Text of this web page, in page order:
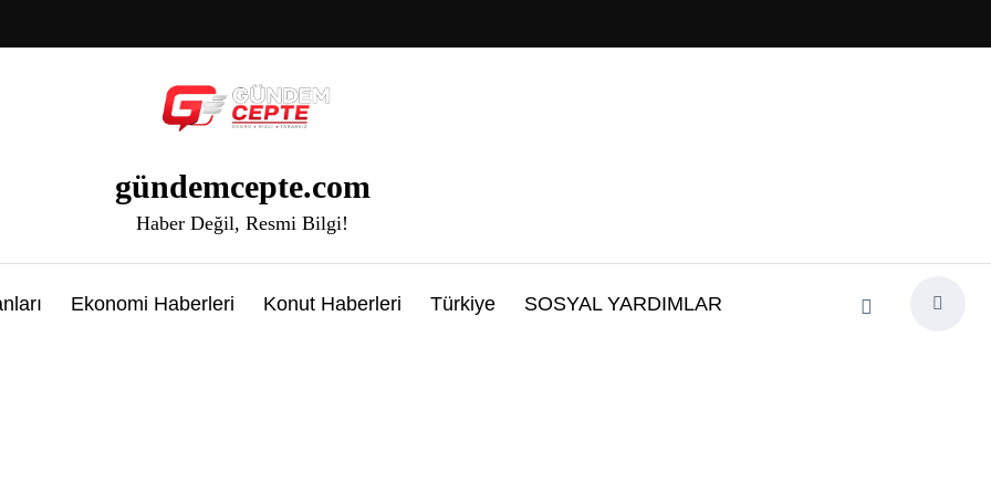
gündemcepte.com
Haber Değil, Resmi Bilgi!
Ekonomi Haberleri Konut Haberleri Türkiye SOSYAL YARDIMLAR